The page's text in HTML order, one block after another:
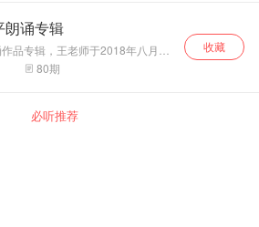
王世贞称其为“绝妙
文章”。 而今天我
们重读这篇《千字
文》，就如同回到
听他侃侃而谈，一
富贵，最后重新变回石头，将在清
（宫闱秘史）刻在了石头之上，
来，《红楼梦》的“红楼”二字其
书中的贾府其实就是大清皇家，
园，贾宝玉其实是大清皇帝，林
死等大量的清宫秘史。 本书《赖晓
朗诵专辑
品专辑，王老师于2018年八月创
大家庭》，并且为平台创始人，
动与线上交流学习，为喜欢朗诵
高的一个平台。认识你我他，大家
朗诵，快乐无穷；展示才华，再显
80期
收藏
必听推荐